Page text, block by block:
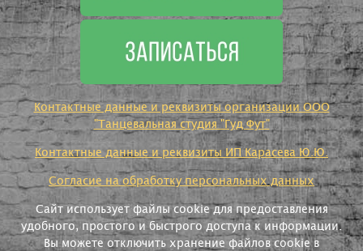
Контактные данные и реквизиты организации ООО
"Танцевальная студия "Гуд Фут"
Контактные данные и реквизиты ИП Карасева Ю.Ю.
Согласие на обработку персональных данных
Сайт использует файлы cookie для предоставления
удобного, простого и быстрого доступа к информации.
Вы можете отключить хранение файлов cookie в